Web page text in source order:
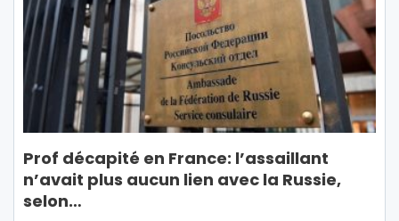
Prof décapité en France: l’assaillant
n’avait plus aucun lien avec la Russie,
selon…